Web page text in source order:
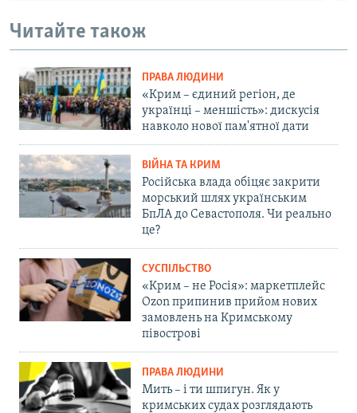
Читайте також
ПРАВА ЛЮДИНИ
«Крим – єдиний регіон, де
українці – меншість»: дискусія
навколо нової пам'ятної дати
ВІЙНА ТА КРИМ
Російська влада обіцяє закрити
морський шлях українським
БпЛА до Севастополя. Чи реально
це?
СУСПІЛЬСТВО
«Крим – не Росія»: маркетплейс
Ozon припинив прийом нових
замовлень на Кримському
півострові
ПРАВА ЛЮДИНИ
Мить – і ти шпигун. Як у
кримських судах розглядають